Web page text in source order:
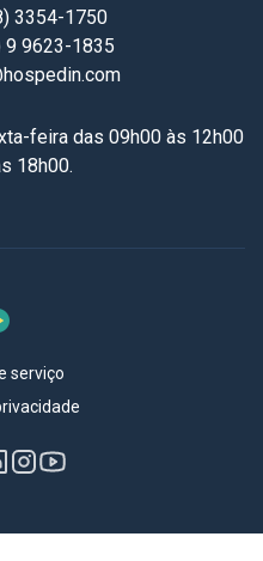
3354-1750
9 9623-1835
feira das 09h00 às 12h00
18h00.
serviço